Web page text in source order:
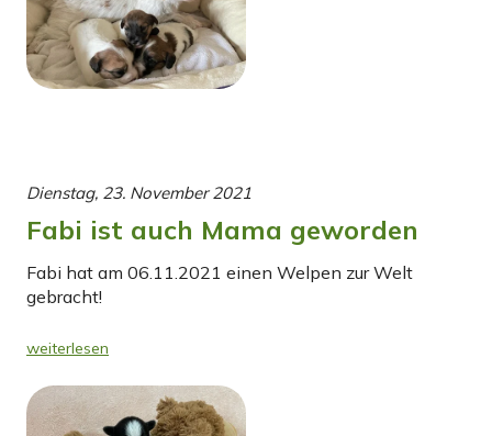
Dienstag, 23. November 2021
Fabi ist auch Mama geworden
Fabi hat am 06.11.2021 einen Welpen zur Welt
gebracht!
weiterlesen